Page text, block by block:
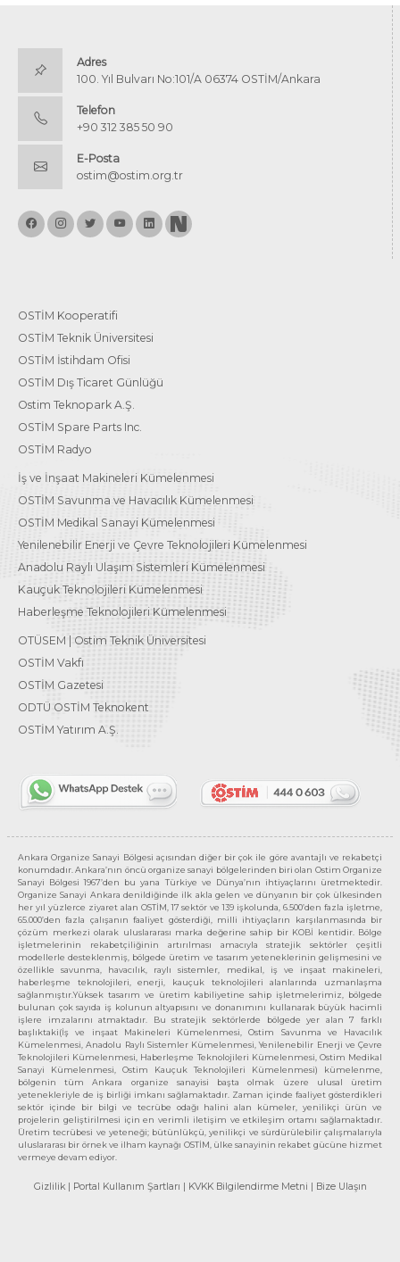
Adres
100. Yıl Bulvarı No:101/A 06374 OSTİM/Ankara
Telefon
+90 312 385 50 90
E-Posta
ostim@ostim.org.tr
OSTİM Kooperatifi
OSTİM Teknik Üniversitesi
OSTİM İstihdam Ofisi
OSTİM Dış Ticaret Günlüğü
Ostim Teknopark A.Ş.
OSTİM Spare Parts Inc.
OSTİM Radyo
İş ve İnşaat Makineleri Kümelenmesi
OSTİM Savunma ve Havacılık Kümelenmesi
OSTİM Medikal Sanayi Kümelenmesi
Yenilenebilir Enerji ve Çevre Teknolojileri Kümelenmesi
Anadolu Raylı Ulaşım Sistemleri Kümelenmesi
Kauçuk Teknolojileri Kümelenmesi
Haberleşme Teknolojileri Kümelenmesi
OTÜSEM | Ostim Teknik Üniversitesi
OSTİM Vakfı
OSTİM Gazetesi
ODTÜ OSTİM Teknokent
OSTİM Yatırım A.Ş.
Ankara Organize Sanayi Bölgesi açısından diğer bir çok ile göre avantajlı ve rekabetçi
konumdadır. Ankara’nın öncü organize sanayi bölgelerinden biri olan Ostim Organize
Sanayi Bölgesi 1967’den bu yana Türkiye ve Dünya’nın ihtiyaçlarını üretmektedir.
Organize Sanayi Ankara denildiğinde ilk akla gelen ve dünyanın bir çok ülkesinden
her yıl yüzlerce ziyaret alan OSTİM, 17 sektör ve 139 işkolunda, 6.500’den fazla işletme,
65.000’den fazla çalışanın faaliyet gösterdiği, milli ihtiyaçların karşılanmasında bir
çözüm merkezi olarak uluslararası marka değerine sahip bir KOBİ kentidir. Bölge
işletmelerinin rekabetçiliğinin artırılması amacıyla stratejik sektörler çeşitli
modellerle desteklenmiş, bölgede üretim ve tasarım yeteneklerinin gelişmesini ve
özellikle savunma, havacılık, raylı sistemler, medikal, iş ve inşaat makineleri,
haberleşme teknolojileri, enerji, kauçuk teknolojileri alanlarında uzmanlaşma
sağlanmıştır.Yüksek tasarım ve üretim kabiliyetine sahip işletmelerimiz, bölgede
bulunan çok sayıda iş kolunun altyapısını ve donanımını kullanarak büyük hacimli
işlere imzalarını atmaktadır. Bu stratejik sektörlerde bölgede yer alan 7 farklı
başlıktaki(İş ve inşaat Makineleri Kümelenmesi, Ostim Savunma ve Havacılık
Kümelenmesi, Anadolu Raylı Sistemler Kümelenmesi, Yenilenebilir Enerji ve Çevre
Teknolojileri Kümelenmesi, Haberleşme Teknolojileri Kümelenmesi, Ostim Medikal
Sanayi Kümelenmesi, Ostim Kauçuk Teknolojileri Kümelenmesi) kümelenme,
bölgenin tüm Ankara organize sanayisi başta olmak üzere ulusal üretim
yetenekleriyle de iş birliği imkanı sağlamaktadır. Zaman içinde faaliyet gösterdikleri
sektör içinde bir bilgi ve tecrübe odağı halini alan kümeler, yenilikçi ürün ve
projelerin geliştirilmesi için en verimli iletişim ve etkileşim ortamı sağlamaktadır.
Üretim tecrübesi ve yeteneği; bütünlükçü, yenilikçi ve sürdürülebilir çalışmalarıyla
uluslararası bir örnek ve ilham kaynağı OSTİM, ülke sanayinin rekabet gücüne hizmet
vermeye devam ediyor.
Gizlilik | Portal Kullanım Şartları | KVKK Bilgilendirme Metni | Bize Ulaşın